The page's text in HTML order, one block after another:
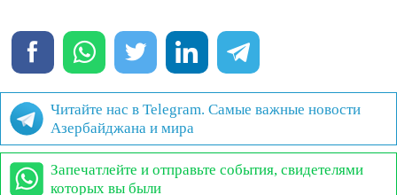
Читайте нас в Telegram. Самые важные новости
Азербайджана и мира
Запечатлейте и отправьте события, свидетелями
которых вы были